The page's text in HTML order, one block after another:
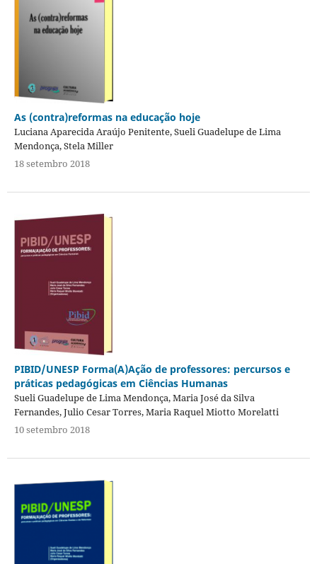
As (contra)reformas na educação hoje
Luciana Aparecida Araújo Penitente, Sueli Guadelupe de Lima
Mendonça, Stela Miller
18 setembro 2018
PIBID/UNESP Forma(A)Ação de professores: percursos e
práticas pedagógicas em Ciências Humanas
Sueli Guadelupe de Lima Mendonça, Maria José da Silva
Fernandes, Julio Cesar Torres, Maria Raquel Miotto Morelatti
10 setembro 2018